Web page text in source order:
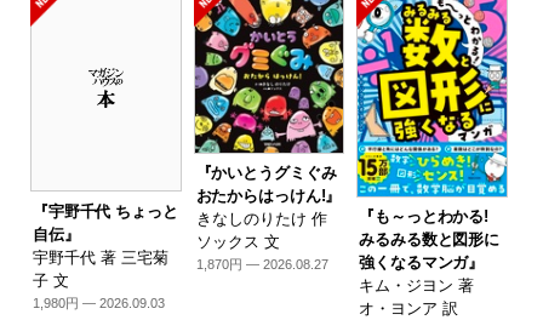
『宇野千代 ちょっと
自伝』
宇野千代 著 三宅菊
子 文
1,980円 — 2026.09.03
『かいとうグミぐみ
おたからはっけん!』
きなしのりたけ 作
ソックス 文
1,870円 — 2026.08.27
『も～っとわかる!
みるみる数と図形に
強くなるマンガ』
キム・ジヨン 著
オ・ヨンア 訳